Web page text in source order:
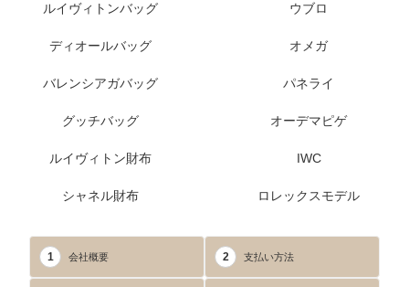
ルイヴィトンバッグ
ディオールバッグ
バレンシアガバッグ
グッチバッグ
ルイヴィトン財布
シャネル財布
ウブロ
オメガ
パネライ
オーデマピゲ
IWC
ロレックスモデル
1 会社概要 2 支払い方法